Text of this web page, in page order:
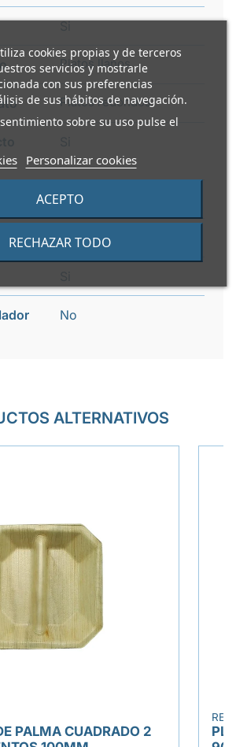
cookies propias y de terceros
servicios y mostrarle
con sus preferencias
de sus hábitos de navegación.
sobre su uso pulse el
Personalizar cookies
RECHAZAR TODO
ACEPTO
Platos llanos
Platos redondos
3 kg
Si
No
ALTERNATIVOS
PALMA CUADRADO 2